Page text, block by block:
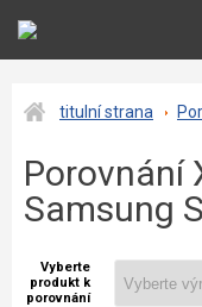
titulní strana
Porovnání
Samsung
Vyberte
produkt k
porovnání